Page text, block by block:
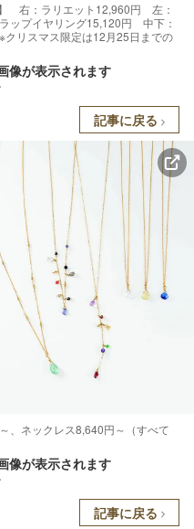
右：ラリエット12,960円 左：
ップイヤリング15,120円 中下：
リスマス限定は12月25日までの
像が表示されます
記事に戻る
、ネックレス8,640円～（すべて
像が表示されます
記事に戻る